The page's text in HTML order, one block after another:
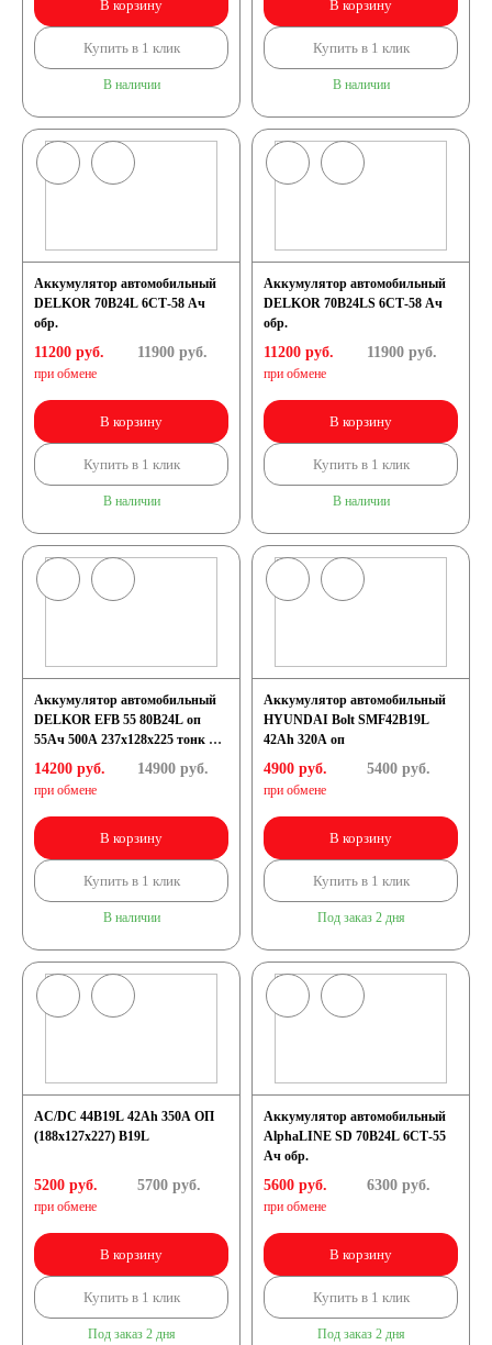
В корзину
Купить в 1 клик
В наличии
В корзину
Купить в 1 клик
В наличии
Аккумулятор автомобильный
DELKOR 70B24L 6СТ-58 Ач
обр.
11200 руб.
при обмене
11900руб.
В корзину
Купить в 1 клик
В наличии
Аккумулятор автомобильный
DELKOR 70B24LS 6СТ-58 Ач
обр.
11200 руб.
при обмене
11900руб.
В корзину
Купить в 1 клик
В наличии
Аккумулятор автомобильный
DELKOR EFB 55 80B24L оп
55Ач 500А 237х128х225 тонк кл
[B24]
14200 руб.
при обмене
14900руб.
В корзину
Купить в 1 клик
В наличии
Аккумулятор автомобильный
HYUNDAI Bolt SMF42B19L
42Ah 320A оп
4900 руб.
при обмене
5400руб.
В корзину
Купить в 1 клик
Под заказ 2 дня
AC/DC 44B19L 42Ah 350A ОП
(188x127x227) B19L
5200 руб.
при обмене
5700руб.
В корзину
Купить в 1 клик
Под заказ 2 дня
Аккумулятор автомобильный
AlphaLINE SD 70B24L 6СТ-55
Ач обр.
5600 руб.
при обмене
6300руб.
В корзину
Купить в 1 клик
Под заказ 2 дня